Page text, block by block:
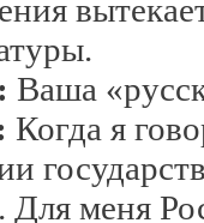
Ваша
Когда я
Для меня